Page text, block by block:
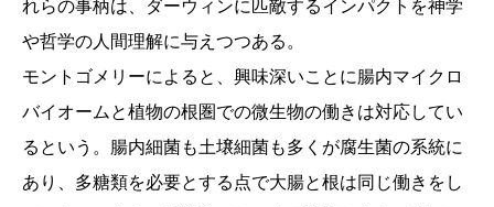
れらの事柄は、ダーウィンに匹敵するインパクトを神学
や哲学の人間理解に与えつつある。
モントゴメリーによると、興味深いことに腸内マイクロ
バイオームと植物の根圏での微生物の働きは対応してい
るという。腸内細菌も土壌細菌も多くが腐生菌の系統に
あり、多糖類を必要とする点で大腸と根は同じ働きをし